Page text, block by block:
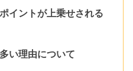
イントが上乗せされる
い理由について